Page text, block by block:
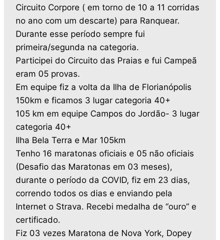
Circuito Corpore ( em torno de 10 a 11 corridas
no ano com um descarte) para Ranquear.
Durante esse período sempre fui
primeira/segunda na categoria.
Participei do Circuito das Praias e fui Campeã
eram 05 provas.
Em equipe fiz a volta da Ilha de Florianópolis
150km e ficamos 3 lugar categoria 40+
105 km em equipe Campos do Jordão- 3 lugar
categoria 40+
Ilha Bela Terra e Mar 105km
Tenho 16 maratonas oficiais e 05 não oficiais
(Desafio das Maratonas em 03 meses),
durante o período da COVID, fiz em 23 dias,
correndo todos os dias e enviando pela
Internet o Strava. Recebi medalha de “ouro” e
certificado.
Fiz 03 vezes Maratona de Nova York, Dopey